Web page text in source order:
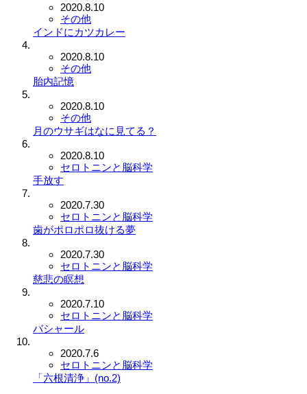
2020.8.10
その他
インドにカツカレー
2020.8.10
その他
胎内記憶
2020.8.10
その他
月のウサギはなに見てる？
2020.8.10
セロトニンと脳科学
手放す
2020.7.30
セロトニンと脳科学
歯がポロポロ抜ける夢
2020.7.30
セロトニンと脳科学
慈悲の瞑想
2020.7.10
セロトニンと脳科学
バシャール
2020.7.6
セロトニンと脳科学
「六根清浄」(no.2)